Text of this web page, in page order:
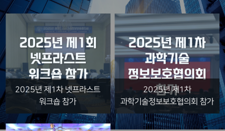
2025년 제1차 넷프라스트
워크숍 참가
2025년 제1차
과학기술정보보호협의회 참가